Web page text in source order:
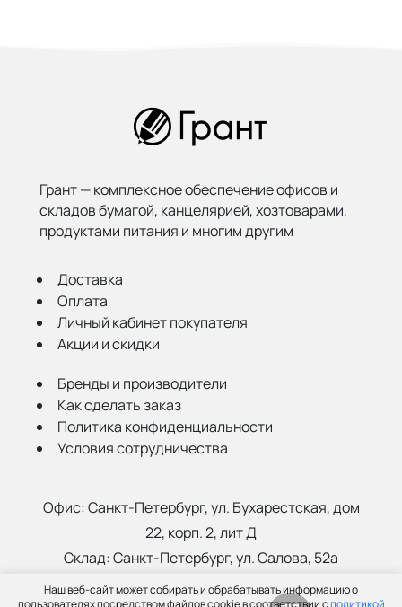
Наш веб-сайт может собирать и обрабатывать информацию о
пользователях посредством файлов cookie в соответствии сполитикой
Грант — комплексное обеспечение офисов и
складов бумагой, канцелярией, хозтоварами,
продуктами питания и многим другим
Доставка
Оплата
Личный кабинет покупателя
Акции и скидки
Бренды и производители
Как сделать заказ
Политика конфиденциальности
Условия сотрудничества
Офис:Санкт-Петербург, ул. Бухарестская, дом
22, корп. 2, лит Д
Склад:Санкт-Петербург, ул. Салова, 52а
(812) 402-99-91